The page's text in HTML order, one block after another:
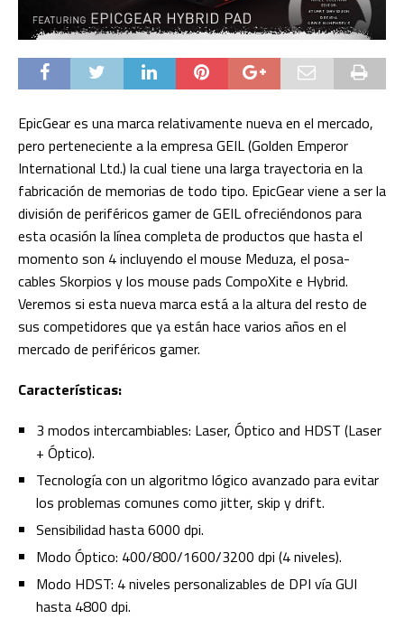
EpicGear es una marca relativamente nueva en el mercado,
pero perteneciente a la empresa GEIL (Golden Emperor
International Ltd.) la cual tiene una larga trayectoria en la
fabricación de memorias de todo tipo. EpicGear viene a ser la
división de periféricos gamer de GEIL ofreciéndonos para
esta ocasión la línea completa de productos que hasta el
momento son 4 incluyendo el mouse Meduza, el posa-
cables Skorpios y los mouse pads CompoXite e Hybrid.
Veremos si esta nueva marca está a la altura del resto de
sus competidores que ya están hace varios años en el
mercado de periféricos gamer.
Características:
3 modos intercambiables: Laser, Óptico and HDST (Laser
+ Óptico).
Tecnología con un algoritmo lógico avanzado para evitar
los problemas comunes como jitter, skip y drift.
Sensibilidad hasta 6000 dpi.
Modo Óptico: 400/800/1600/3200 dpi (4 niveles).
Modo HDST: 4 niveles personalizables de DPI vía GUI
hasta 4800 dpi.